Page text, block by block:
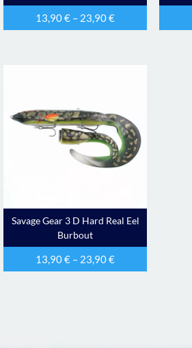
13,90€ – 23,90€
Savage Gear 3 D Hard Real Eel
Burbout
13,90€ – 23,90€